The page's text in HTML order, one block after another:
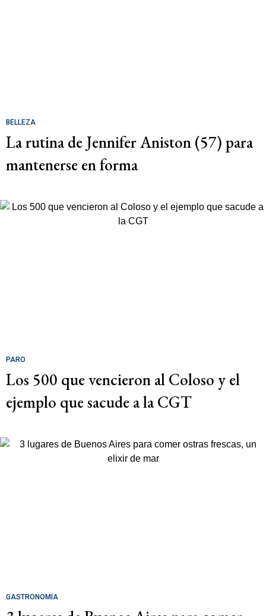
BELLEZA
La rutina de Jennifer Aniston (57) para
mantenerse en forma
PARO
Los 500 que vencieron al Coloso y el
ejemplo que sacude a la CGT
GASTRONOMÍA